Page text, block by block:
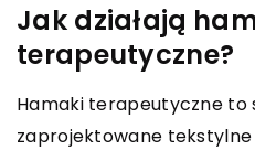
Jak działają
terapeutyczne?
Hamaki terapeutyczne to
zaprojektowane